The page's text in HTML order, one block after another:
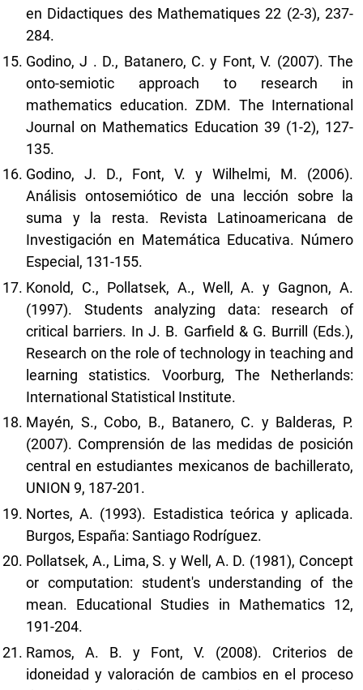
en Didactiques des Mathematiques 22 (2-3), 237-
284.
Godino, J . D., Batanero, C. y Font, V. (2007). The
onto-semiotic approach to research in
mathematics education. ZDM. The International
Journal on Mathematics Education 39 (1-2), 127-
135.
Godino, J. D., Font, V. y Wilhelmi, M. (2006).
Análisis ontosemiótico de una lección sobre la
suma y la resta. Revista Latinoamericana de
Investigación en Matemática Educativa. Número
Especial, 131-155.
Konold, C., Pollatsek, A., Well, A. y Gagnon, A.
(1997). Students analyzing data: research of
critical barriers. In J. B. Garfield & G. Burrill (Eds.),
Research on the role of technology in teaching and
learning statistics. Voorburg, The Netherlands:
International Statistical Institute.
Mayén, S., Cobo, B., Batanero, C. y Balderas, P.
(2007). Comprensión de las medidas de posición
central en estudiantes mexicanos de bachillerato,
UNION 9, 187-201.
Nortes, A. (1993). Estadistica teórica y aplicada.
Burgos, España: Santiago Rodríguez.
Pollatsek, A., Lima, S. y Well, A. D. (1981), Concept
or computation: student's understanding of the
mean. Educational Studies in Mathematics 12,
191-204.
Ramos, A. B. y Font, V. (2008). Criterios de
idoneidad y valoración de cambios en el proceso